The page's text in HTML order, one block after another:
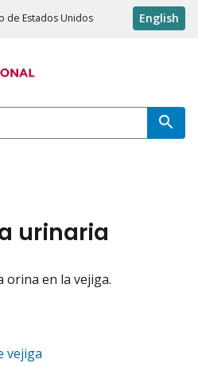
de Estados Unidos English
urinaria
orina en la vejiga.
vejiga